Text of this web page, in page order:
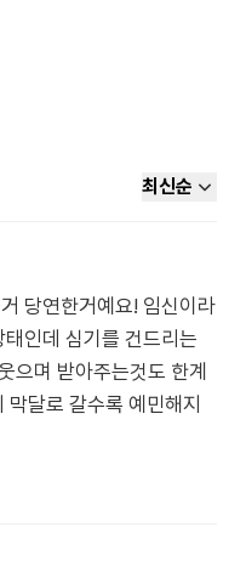
최신순
당연한거예요! 임신이라
인데 심기를 건드리는
으며 받아주는것도 한계
달로 갈수록 예민해지